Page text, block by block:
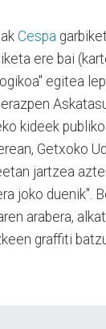
Cespa
ere bai
egitea
kideek
Getxoko
jartzea
joko duenik".
arabera,
graffiti